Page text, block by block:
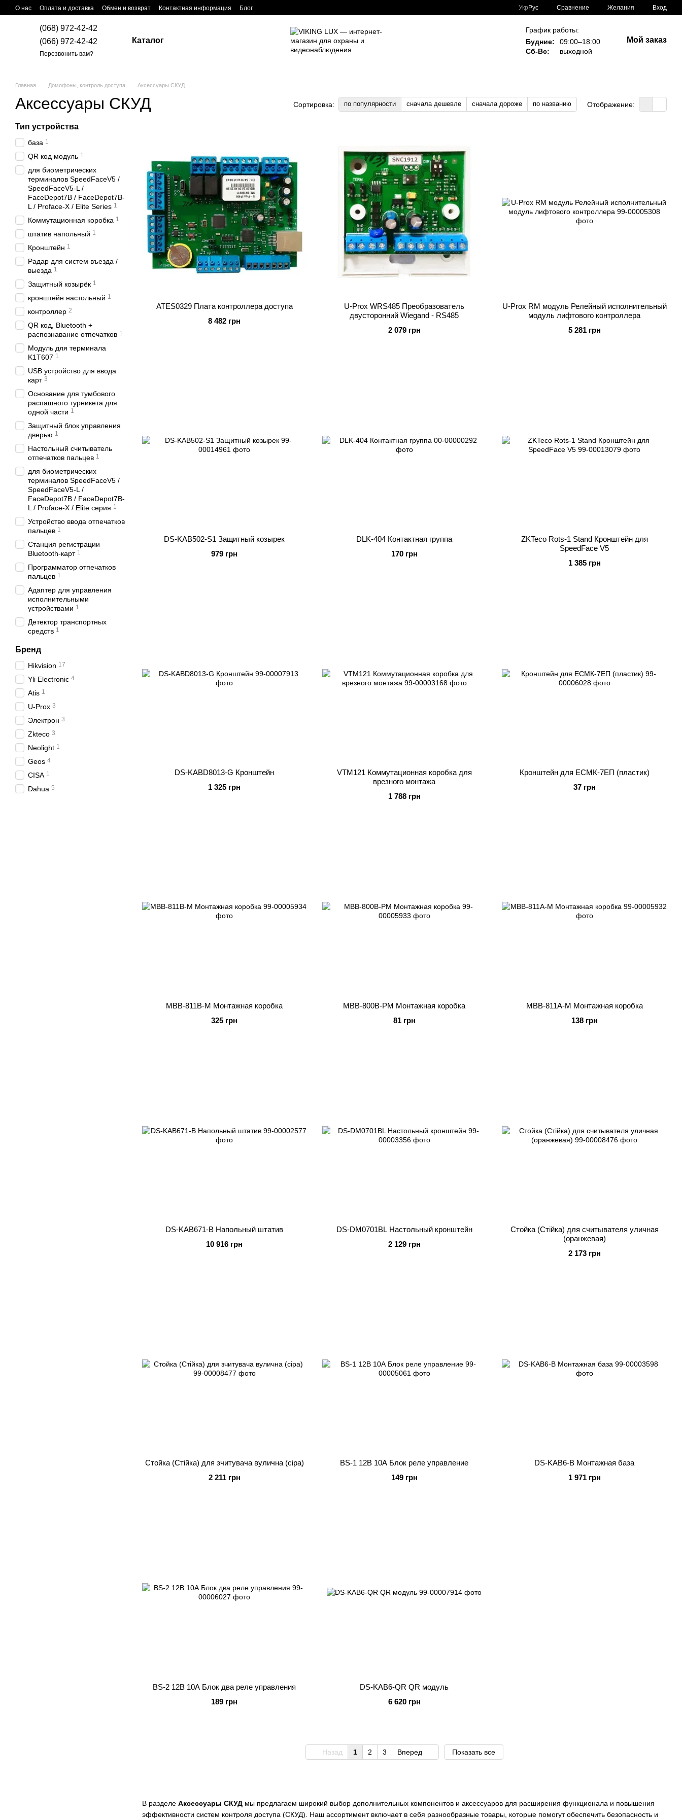
Перейти к основному контенту
О нас Оплата и доставка Обмен и возврат Контактная информация Блог Укр Рус Сравнение Желания Вход
(068) 972-42-42
(066) 972-42-42
Перезвонить вам?
Каталог
График работы:
Будние:
09:00–18:00
Сб-Вс:
выходной
Мой заказ
Главная Домофоны, контроль доступа Аксессуары СКУД
Аксессуары СКУД Сортировка: по популярности сначала дешевле сначала дороже по названию Отображение:
В разделе Аксессуары СКУД мы предлагаем широкий выбор дополнительных компонентов и аксессуаров для расширения функционала и повышения
эффективности систем контроля доступа (СКУД). Наш ассортимент включает в себя разнообразные товары, которые помогут обеспечить безопасность и
ATES0329 Плата контроллера доступа
8 482 грн
U-Prox WRS485 Преобразователь
двусторонний Wiegand - RS485
2 079 грн
U-Prox RM модуль Релейный исполнительный
модуль лифтового контроллера
5 281 грн
DS-KAB502-S1 Защитный козырек
979 грн
DLK-404 Контактная группа
170 грн
ZKTeco Rots-1 Stand Кронштейн для
SpeedFace V5
1 385 грн
DS-KABD8013-G Кронштейн
1 325 грн
VTM121 Коммутационная коробка для
врезного монтажа
1 788 грн
Кронштейн для ЕСМК-7ЕП (пластик)
37 грн
MBB-811B-M Монтажная коробка
325 грн
MBB-800B-PM Монтажная коробка
81 грн
MBB-811A-M Монтажная коробка
138 грн
DS-KAB671-B Напольный штатив
10 916 грн
DS-DM0701BL Настольный кронштейн
2 129 грн
Стойка (Стійка) для считывателя уличная
(оранжевая)
2 173 грн
Стойка (Стійка) для зчитувача вулична (сіра)
2 211 грн
BS-1 12В 10А Блок реле управление
149 грн
DS-KAB6-B Монтажная база
1 971 грн
BS-2 12В 10А Блок два реле управления
189 грн
DS-KAB6-QR QR модуль
6 620 грн
Назад 1 2 3 Вперед Показать все
Тип устройства
база 1
QR код модуль 1
для биометрических
терминалов SpeedFaceV5 /
SpeedFaceV5-L /
FaceDepot7B / FaceDepot7B-
L / Proface-X / Elite Series 1
Коммутационная коробка 1
штатив напольный 1
Кронштейн 1
Радар для систем въезда /
выезда 1
Защитный козырёк 1
кронштейн настольный 1
контроллер 2
QR код, Bluetooth +
распознавание отпечатков 1
Модуль для терминала
K1T607 1
USB устройство для ввода
карт 3
Основание для тумбового
распашного турникета для
одной части 1
Защитный блок управления
дверью 1
Настольный считыватель
отпечатков пальцев 1
для биометрических
терминалов SpeedFaceV5 /
SpeedFaceV5-L /
FaceDepot7B / FaceDepot7B-
L / Proface-X / Elite серия 1
Устройство ввода отпечатков
пальцев 1
Станция регистрации
Bluetooth-карт 1
Программатор отпечатков
пальцев 1
Адаптер для управления
исполнительными
устройствами 1
Детектор транспортных
средств 1
Бренд
Hikvision 17
Yli Electronic 4
Atis 1
U-Prox 3
Электрон 3
Zkteco 3
Neolight 1
Geos 4
CISA 1
Dahua 5